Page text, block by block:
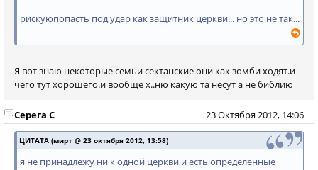
рискуюпопасть под удар как защитник церкви... но это не так...
Я вот знаю некоторые семьи сектанские они как зомби ходят.и
чего тут хорошего.и вообще х..ню какую та несут а не библию
23 Октября 2012, 14:06
Серега С
ЦИТАТА (мирт @ 23 октября 2012, 13:58)
я не принадлежу ни к одной церкви и есть определенные